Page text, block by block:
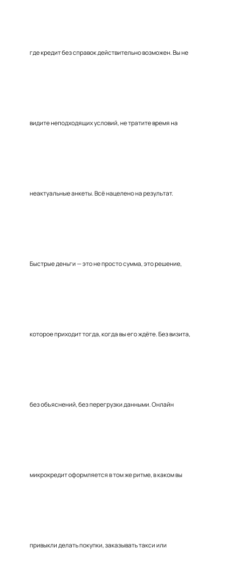
где кредит без справок действительно возможен. Вы не
видите неподходящих условий, не тратите время на
неактуальные анкеты. Всё нацелено на результат.
Быстрые деньги — это не просто сумма, это решение,
которое приходит тогда, когда вы его ждёте. Без визита,
без объяснений, без перегрузки данными. Онлайн
микрокредит оформляется в том же ритме, в каком вы
привыкли делать покупки, заказывать такси или